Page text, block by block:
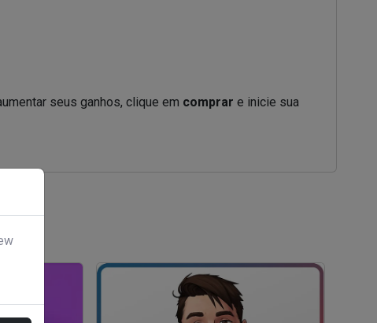
seus ganhos, clique em comprar e inicie sua